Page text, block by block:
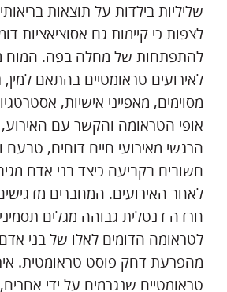
שליליות בילדות על תוצאות
לצפות כי קיימות גם אסוציאציות
להתפתחות של מחלה בפה. המוח
לאירועים טראומטיים בהתאם למין,
מסוימים, מאפייני אישיות,
אופי הטראומה והקשר עם
הרגשי מאירועי חיים דוחים, טבעם
חשובים בקביעה כיצד בני אדם
לאחר האירועים. המחברים
חרדה דנטלית גבוהה מגלים
לטראומה הדומים לאלו של בני
מהפרעת דחק פוסט טראומטית.
טראומטיים שנגרמים על ידי